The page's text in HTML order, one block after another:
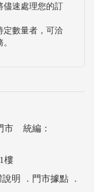
儘速處理您的訂
定數量者，可洽
市 統編：
樓
說明 ． 門市據點 ．